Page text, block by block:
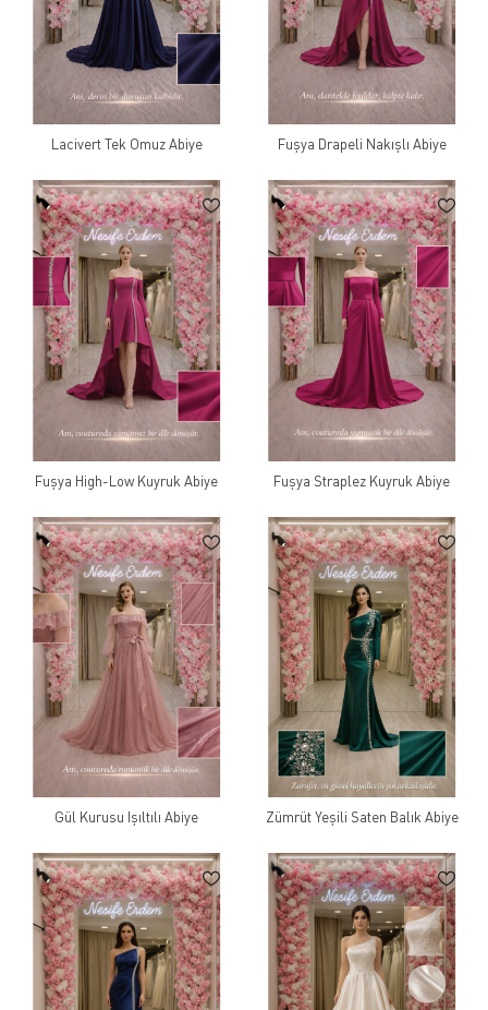
Lacivert Tek Omuz Abiye Fuşya Drapeli Nakışlı Abiye
Fuşya High-Low Kuyruk Abiye Fuşya Straplez Kuyruk Abiye
Gül Kurusu Işıltılı Abiye Zümrüt Yeşili Saten Balık Abiye